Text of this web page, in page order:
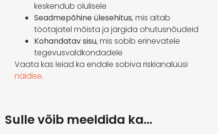
keskendub olulisele
Seadmepõhine ülesehitus, mis aitab
töötajatel mõista ja järgida ohutusnõudeid
Kohandatav sisu, mis sobib erinevatele
tegevusvaldkondadele
Vaata kas leiad ka endale sobiva riskianalüüsi
näidise.
Sulle võib meeldida ka…